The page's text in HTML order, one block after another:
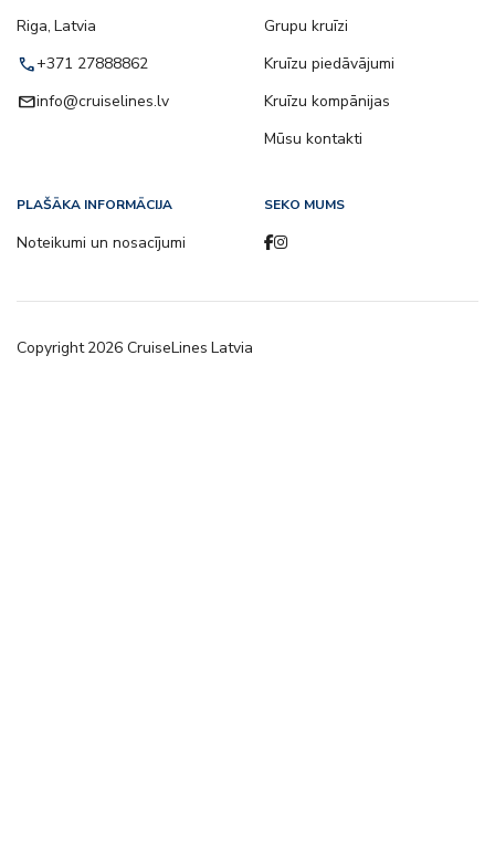
Riga, Latvia
call+371 27888862
emailinfo@cruiselines.lv
Grupu kruīzi
Kruīzu piedāvājumi
Kruīzu kompānijas
Mūsu kontakti
PLAŠĀKA INFORMĀCIJA
Noteikumi un nosacījumi
SEKO MUMS
Copyright2026 CruiseLines Latvia